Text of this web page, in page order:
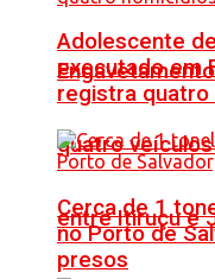
quatro
entre Itiruçu e
Adolescente
executado em
registra quatro
Cerca de 1
no Porto de
presos